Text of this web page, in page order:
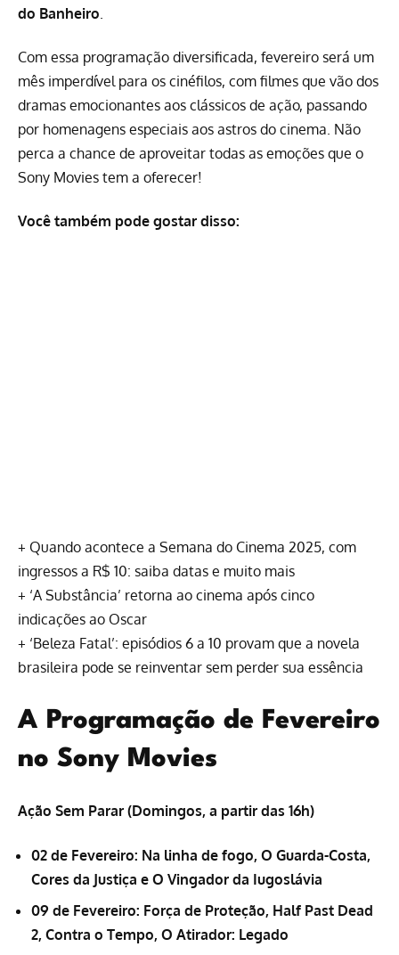
do Banheiro
Com essa programação diversificada, fevereiro será um
mês imperdível para os cinéfilos, com filmes que vão dos
dramas emocionantes aos clássicos de ação, passando
por homenagens especiais aos astros do cinema. Não
perca a chance de aproveitar todas as emoções que o
Sony Movies tem a oferecer!
Você também pode gostar disso:
+ Quando acontece a Semana do Cinema 2025, com
ingressos a R$ 10: saiba datas e muito mais
+ ‘A Substância’ retorna ao cinema após cinco
indicações ao Oscar
+ ‘Beleza Fatal’: episódios 6 a 10 provam que a novela
brasileira pode se reinventar sem perder sua essência
A Programação de Fevereiro
no Sony Movies
Ação Sem Parar (Domingos, a partir das 16h)
02 de Fevereiro: Na linha de fogo, O Guarda-Costa,
Cores da Justiça e O Vingador da Iugoslávia
09 de Fevereiro: Força de Proteção, Half Past Dead
2, Contra o Tempo, O Atirador: Legado